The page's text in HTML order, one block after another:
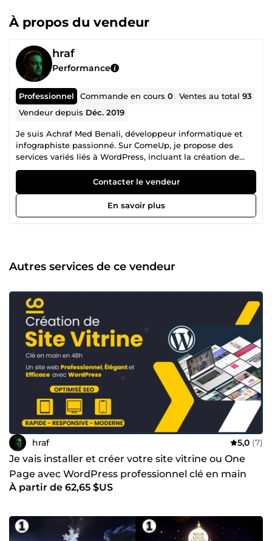
À propos du vendeur
hraf
Performance
Professionnel Commande en cours0 Ventes au total93
Vendeur depuis Déc. 2019
Je suis Achraf Med Benali, développeur informatique et
infographiste passionné. Sur ComeUp, je propose des
services variés liés à WordPress, incluant la création de
sites web, la sauvegarde de sites web, la correction
d'erreurs, et la refonte de sites avec Divi ou Elementor.
J'offre également la création de boutiques en ligne, la
traduction de sites, et la conception graphique pour divers
supports publicitaires. Je respecte toujours les délais de
Contacter le vendeur
En savoir plus
Autres services de ce vendeur
hraf 5,0 (7)
Je vais installer et créer votre site vitrine ou One
Page avec WordPress professionnel clé en main
À partir de 62,65 $US